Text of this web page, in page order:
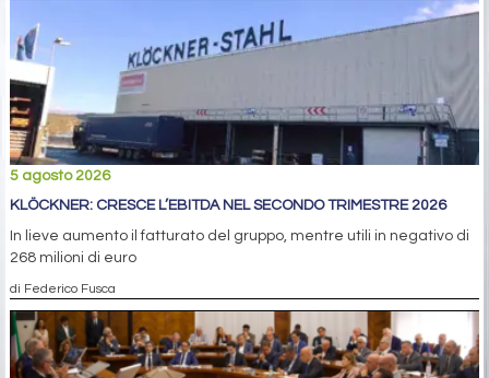
5 agosto 2026
KLÖCKNER: CRESCE L’EBITDA NEL SECONDO TRIMESTRE 2026
In lieve aumento il fatturato del gruppo, mentre utili in negativo di
268 milioni di euro
di Federico Fusca